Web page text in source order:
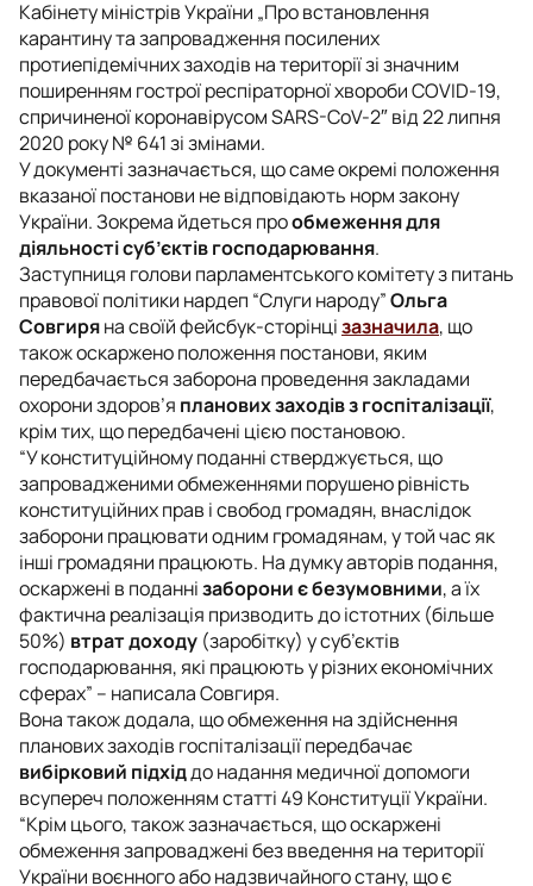
Кабінету міністрів України „Про встановлення
карантину та запровадження посилених
протиепідемічних заходів на території зі значним
поширенням гострої респіраторної хвороби COVID-19,
спричиненої коронавірусом SARS-CoV-2″ від 22 липня
2020 року № 641 зі змінами.
У документі зазначається, що саме окремі положення
вказаної постанови не відповідають норм закону
України. Зокрема йдеться прообмеження для
діяльності суб’єктів господарювання.
Заступниця голови парламентського комітету з питань
правової політики нардеп “Слуги народу”Ольга
Совгиряна своїй фейсбук-сторінцізазначила, що
також оскаржено положення постанови, яким
передбачається заборона проведення закладами
охорони здоров’я планових заходів з госпіталізації,
крім тих, що передбачені цією постановою.
“У конституційному поданні стверджується, що
запровадженими обмеженнями порушено рівність
конституційних прав і свобод громадян, внаслідок
заборони працювати одним громадянам, у той час як
інші громадяни працюють. На думку авторів подання,
оскаржені в поданнізаборони є безумовними, а їх
фактична реалізація призводить до істотних (більше
50%) втрат доходу (заробітку) у суб’єктів
господарювання, які працюють у різних економічних
сферах” – написала Совгиря.
Вона також додала, що обмеження на здійснення
планових заходів госпіталізації передбачає
вибірковий підхіддо надання медичної допомоги
всупереч положенням статті 49 Конституції України.
“Крім цього, також зазначається, що оскаржені
обмеження запроваджені без введення на території
України воєнного або надзвичайного стану, що є